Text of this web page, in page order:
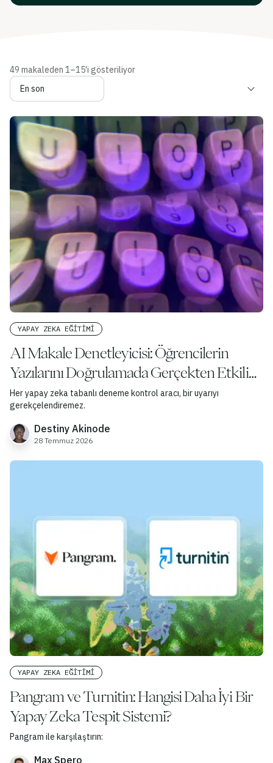
49 makaleden 1–15'i gösteriliyor
Makaleleri sırala
YAPAY ZEKA EĞITIMI
AI Makale Denetleyicisi: Öğrencilerin
Yazılarını Doğrulamada Gerçekten Etkili
Olan Yöntemler
Her yapay zeka tabanlı deneme kontrol aracı, bir uyarıyı
gerekçelendiremez.
Destiny Akinode
28 Temmuz 2026
YAPAY ZEKA EĞITIMI
Pangram ve Turnitin: Hangisi Daha İyi Bir
Yapay Zeka Tespit Sistemi?
Pangram ile karşılaştırın:
Max Spero